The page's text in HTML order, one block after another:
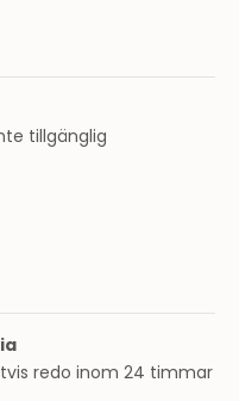
tillgänglig
redo inom 24 timmar